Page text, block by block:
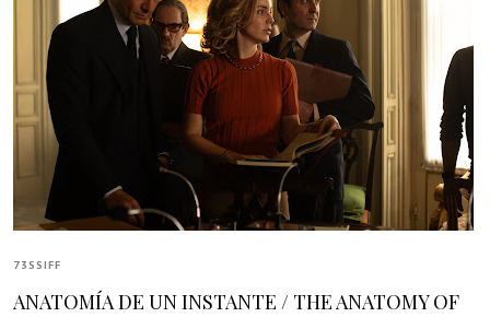
73SSIFF
ANATOMÍA DE UN INSTANTE / THE ANATOMY OF